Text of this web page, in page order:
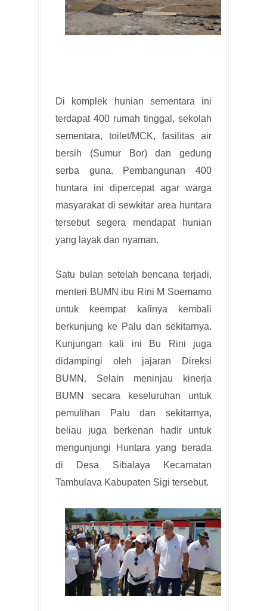
Di komplek hunian sementara ini
terdapat 400 rumah tinggal, sekolah
sementara, toilet/MCK, fasilitas air
bersih (Sumur Bor) dan gedung
serba guna. Pembangunan 400
huntara ini dipercepat agar warga
masyarakat di sewkitar area huntara
tersebut segera mendapat hunian
yang layak dan nyaman.
Satu bulan setelah bencana terjadi,
menteri BUMN ibu Rini M Soemarno
untuk keempat kalinya kembali
berkunjung ke Palu dan sekitarnya.
Kunjungan kali ini Bu Rini juga
didampingi oleh jajaran Direksi
BUMN. Selain meninjau kinerja
BUMN secara keseluruhan untuk
pemulihan Palu dan sekitarnya,
beliau juga berkenan hadir untuk
mengunjungi Huntara yang berada
di Desa Sibalaya Kecamatan
Tambulava Kabupaten Sigi tersebut.